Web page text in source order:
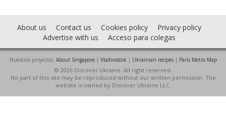
About us Contact us Cookies policy
Privacy policy
Advertise with us
Acceso para colegas
Nuestros proyectos: About Singapore| Vladivostok | Ukrainian recipes| Paris Metro Map
© 2026 Discover Ukraine. All right reserved.
No part of this site may be reproduced without our written permission. The
website is owned by Discover Ukraine LLC.